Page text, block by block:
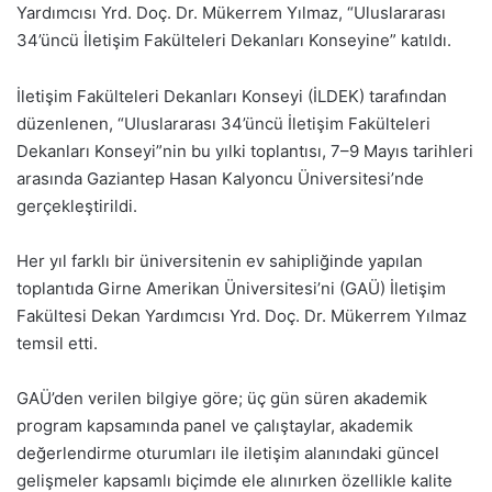
Yardımcısı Yrd. Doç. Dr. Mükerrem Yılmaz, “Uluslararası
34’üncü İletişim Fakülteleri Dekanları Konseyine” katıldı.
İletişim Fakülteleri Dekanları Konseyi (İLDEK) tarafından
düzenlenen, “Uluslararası 34’üncü İletişim Fakülteleri
Dekanları Konseyi”nin bu yılki toplantısı, 7–9 Mayıs tarihleri
arasında Gaziantep Hasan Kalyoncu Üniversitesi’nde
gerçekleştirildi.
Her yıl farklı bir üniversitenin ev sahipliğinde yapılan
toplantıda Girne Amerikan Üniversitesi’ni (GAÜ) İletişim
Fakültesi Dekan Yardımcısı Yrd. Doç. Dr. Mükerrem Yılmaz
temsil etti.
GAÜ’den verilen bilgiye göre; üç gün süren akademik
program kapsamında panel ve çalıştaylar, akademik
değerlendirme oturumları ile iletişim alanındaki güncel
gelişmeler kapsamlı biçimde ele alınırken özellikle kalite